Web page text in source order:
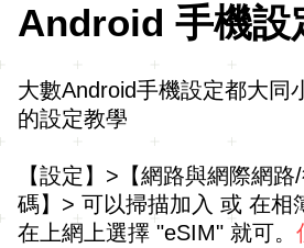
Android 手機設
大數Android手機設定都大同
的設定教學
【設定】>【網路與網際網
碼】> 可以掃描加入 或 在相
在上網上選擇 "eSIM" 就可。